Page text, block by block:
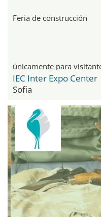
Feria de construcción
únicamente para
IEC Inter Expo Center
Sofia